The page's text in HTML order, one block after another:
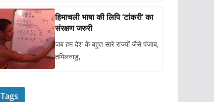
हिमाचली भाषा की लिपि ‘टांकरी’ का
संरक्षण जरुरी
जब हम देश के बहुत सारे राज्यों जैसे पंजाब,
तमिलनाडु,
Tags